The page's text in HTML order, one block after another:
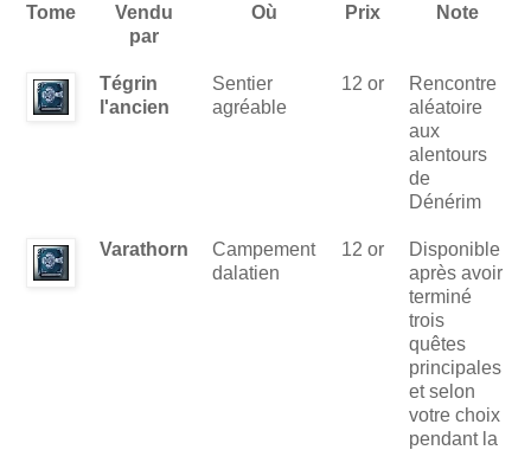
Tome
Vendu
par
Où Prix Note
Tégrin
l'ancien
Sentier
agréable
12 or
Rencontre
aléatoire
aux
alentours
de
Dénérim
Varathorn
Campement
dalatien
12 or
Disponible
après avoir
terminé
trois
quêtes
principales
et selon
votre choix
pendant la